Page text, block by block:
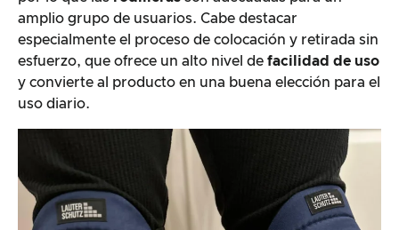
amplio grupo de usuarios. Cabe destacar
especialmente el proceso de colocación y retirada sin
esfuerzo, que ofrece un alto nivel de facilidad de uso
y convierte al producto en una buena elección para el
uso diario.